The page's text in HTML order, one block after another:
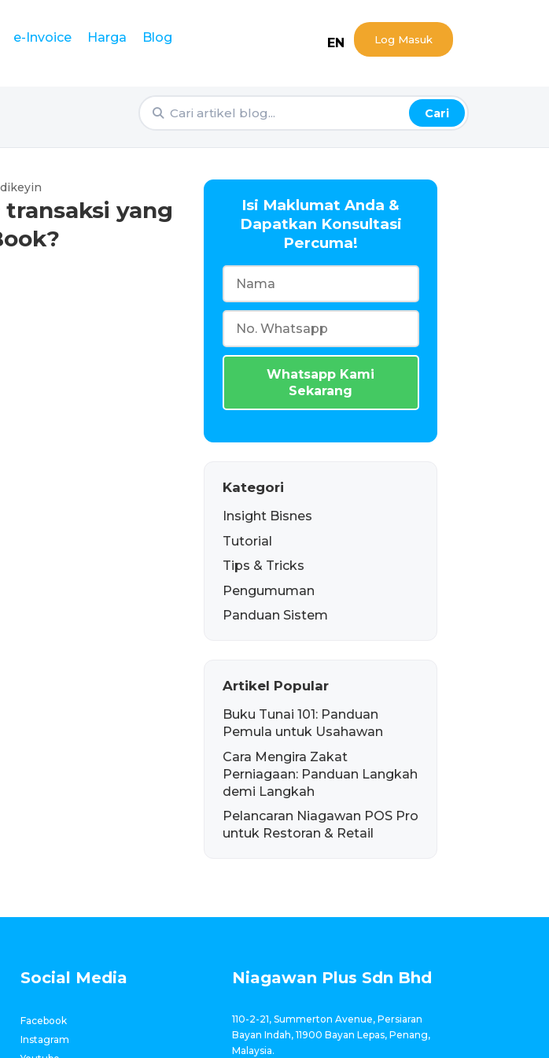
e-Invoice Harga Blog EN Log Masuk
Cari
yang
Isi Maklumat Anda &
Dapatkan Konsultasi
Percuma!
Whatsapp Kami
Sekarang
Kategori
Insight Bisnes
Tutorial
Tips & Tricks
Pengumuman
Panduan Sistem
Artikel Popular
Buku Tunai 101: Panduan
Pemula untuk Usahawan
Cara Mengira Zakat
Perniagaan: Panduan Langkah
demi Langkah
Pelancaran Niagawan POS Pro
untuk Restoran & Retail
Social Media
Facebook
Instagram
Niagawan Plus Sdn Bhd
110-2-21, Summerton Avenue, Persiaran
Bayan Indah, 11900 Bayan Lepas, Penang,
Malaysia.